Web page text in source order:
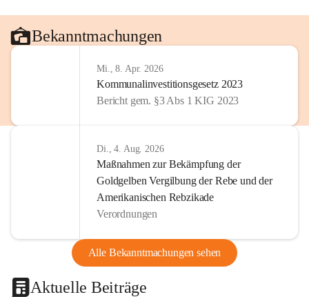
Bekanntmachungen
Mi., 8. Apr. 2026
Kommunalinvestitionsgesetz 2023
Bericht gem. §3 Abs 1 KIG 2023
Di., 4. Aug. 2026
Maßnahmen zur Bekämpfung der
Goldgelben Vergilbung der Rebe und der
Amerikanischen Rebzikade
Verordnungen
Alle Bekanntmachungen sehen
Aktuelle Beiträge